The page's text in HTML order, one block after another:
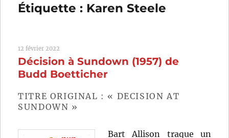
Étiquette : Karen Steele
12 février 2022
Décision à Sundown (1957) de
Budd Boetticher
TITRE ORIGINAL : « DECISION AT
SUNDOWN »
Bart Allison traque un